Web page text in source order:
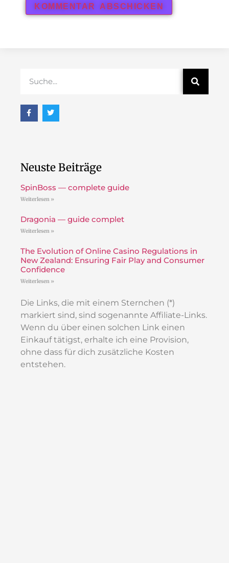
Neuste Beiträge
SpinBoss — complete guide
Weiterlesen »
Dragonia — guide complet
Weiterlesen »
The Evolution of Online Casino Regulations in
New Zealand: Ensuring Fair Play and Consumer
Confidence
Weiterlesen »
Die Links, die mit einem Sternchen (*)
markiert sind, sind sogenannte Affiliate-Links.
Wenn du über einen solchen Link einen
Einkauf tätigst, erhalte ich eine Provision,
ohne dass für dich zusätzliche Kosten
entstehen.